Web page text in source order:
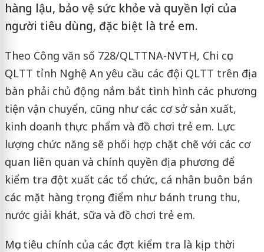
hàng lậu, bảo vệ sức khỏe và quyền lợi của
người tiêu dùng, đặc biệt là trẻ em.
Theo Công văn số 728/QLTTNA-NVTH, Chi cục
QLTT tỉnh Nghệ An yêu cầu các đội QLTT trên địa
bàn phải chủ động nắm bắt tình hình các phương
tiện vận chuyển, cũng như các cơ sở sản xuất,
kinh doanh thực phẩm và đồ chơi trẻ em. Lực
lượng chức năng sẽ phối hợp chặt chẽ với các cơ
quan liên quan và chính quyền địa phương để
kiểm tra đột xuất các tổ chức, cá nhân buôn bán
các mặt hàng trọng điểm như bánh trung thu,
nước giải khát, sữa và đồ chơi trẻ em.
Mục tiêu chính của các đợt kiểm tra là kịp thời